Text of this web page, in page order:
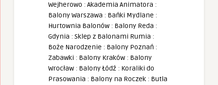
Wejherowo : Akademia Animatora :
Balony Warszawa : Bańki Mydlane :
Hurtownia Balonów : Balony Reda :
Gdynia : Sklep z Balonami Rumia :
Boże Narodzenie : Balony Poznań :
Zabawki : Balony Kraków : Balony
Wrocław : Balony Łódź : Koraliki do
Prasowania : Balony na Roczek : Butla